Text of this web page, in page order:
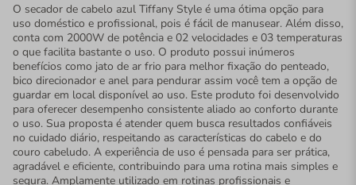
O secador de cabelo azul Tiffany Style é uma ótima opção para
uso doméstico e profissional, pois é fácil de manusear. Além disso,
conta com 2000W de potência e 02 velocidades e 03 temperaturas
o que facilita bastante o uso. O produto possui inúmeros
benefícios como jato de ar frio para melhor fixação do penteado,
bico direcionador e anel para pendurar assim você tem a opção de
guardar em local disponível ao uso. Este produto foi desenvolvido
para oferecer desempenho consistente aliado ao conforto durante
o uso. Sua proposta é atender quem busca resultados confiáveis
no cuidado diário, respeitando as características do cabelo e do
couro cabeludo. A experiência de uso é pensada para ser prática,
agradável e eficiente, contribuindo para uma rotina mais simples e
segura. Amplamente utilizado em rotinas profissionais e